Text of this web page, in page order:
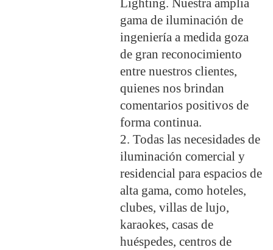
gama de iluminación de
ingeniería a medida goza
de gran reconocimiento
entre nuestros clientes,
quienes nos brindan
comentarios positivos de
forma continua.
2. Todas las necesidades de
iluminación comercial y
residencial para espacios de
alta gama, como hoteles,
clubes, villas de lujo,
karaokes, casas de
huéspedes, centros de